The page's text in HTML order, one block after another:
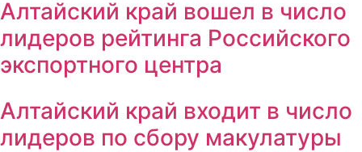
Алтайский край вошел в число
лидеров рейтинга Российского
экспортного центра
Алтайский край входит в число
лидеров по сбору макулатуры